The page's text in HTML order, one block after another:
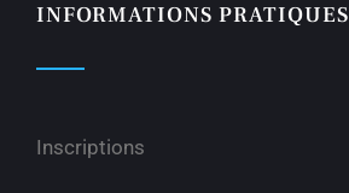
INFORMATIONS PRATIQUES
Inscriptions